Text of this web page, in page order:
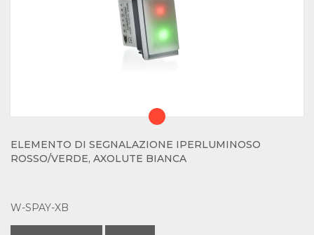
ELEMENTO DI SEGNALAZIONE IPERLUMINOSO
ROSSO/VERDE, AXOLUTE BIANCA
W-SPAY-XB